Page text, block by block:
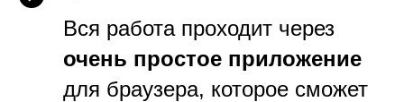
Вся работа проходит через
очень простое приложение
для браузера, которое сможет